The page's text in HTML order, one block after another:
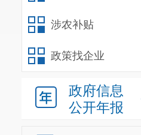
涉农补贴
政策找企业
政府信息
公开年报